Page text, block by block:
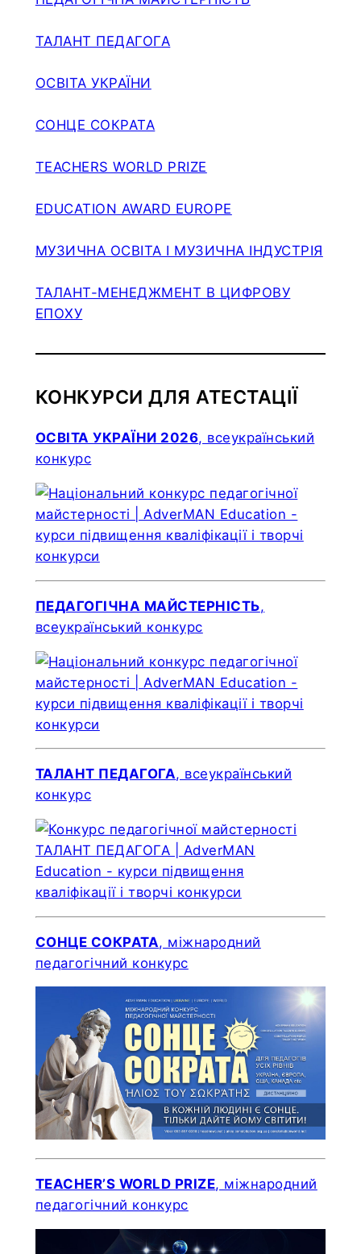
ТАЛАНТ ПЕДАГОГА
ОСВІТА УКРАЇНИ
СОНЦЕ СОКРАТА
TEACHERS WORLD PRIZE
EDUCATION AWARD EUROPE
МУЗИЧНА ОСВІТА І МУЗИЧНА ІНДУСТРІЯ
ТАЛАНТ-МЕНЕДЖМЕНТ В ЦИФРОВУ
ЕПОХУ
КОНКУРСИ ДЛЯ АТЕСТАЦІЇ
ОСВІТА УКРАЇНИ 2026, всеукраїнський
конкурс
ПЕДАГОГІЧНА МАЙСТЕРНІСТЬ,
всеукраїнський конкурс
ТАЛАНТ ПЕДАГОГА, всеукраїнський
конкурс
СОНЦЕ СОКРАТА, міжнародний
педагогічний конкурс
TEACHER’S WORLD PRIZE, міжнародний
педагогічний конкурс